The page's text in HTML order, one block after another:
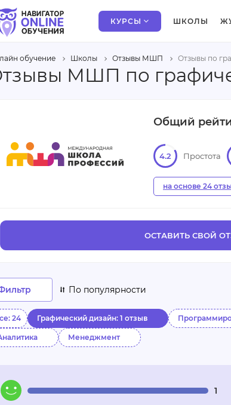
КУРСЫ ШКОЛЫ
обучение Школы Отзывы МШП Отзывы по
МШП по
Общий
4.2 Простота
на основе 24
ОСТАВИТЬ СВОЙ
По популярности
24 Графический дизайн: 1 отзыв
Менеджмент
1